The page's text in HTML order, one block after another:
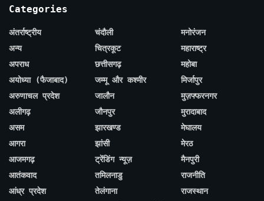
Categories
अंतर्राष्ट्रीय
अन्य
अपराध
अयोध्या (फैजाबाद)
अरुणाचल प्रदेश
अलीगढ़
असम
आगरा
आजमगढ़
आतंकवाद
आंध्र प्रदेश
चंदौली
चित्रकूट
छत्तीसगढ़
जम्मू और कश्मीर
जालौन
जौनपुर
झारखण्ड
झांसी
ट्रेंडिंग न्यूज़
तमिलनाडु
तेलंगाना
मनोरंजन
महाराष्ट्र
महोबा
मिर्जापुर
मुज़फ्फरनगर
मुरादाबाद
मेघालय
मेरठ
मैनपुरी
राजनीति
राजस्थान